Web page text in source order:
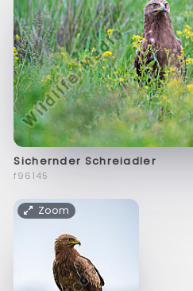
Sichernder Schreiadler
f96145
Zoom